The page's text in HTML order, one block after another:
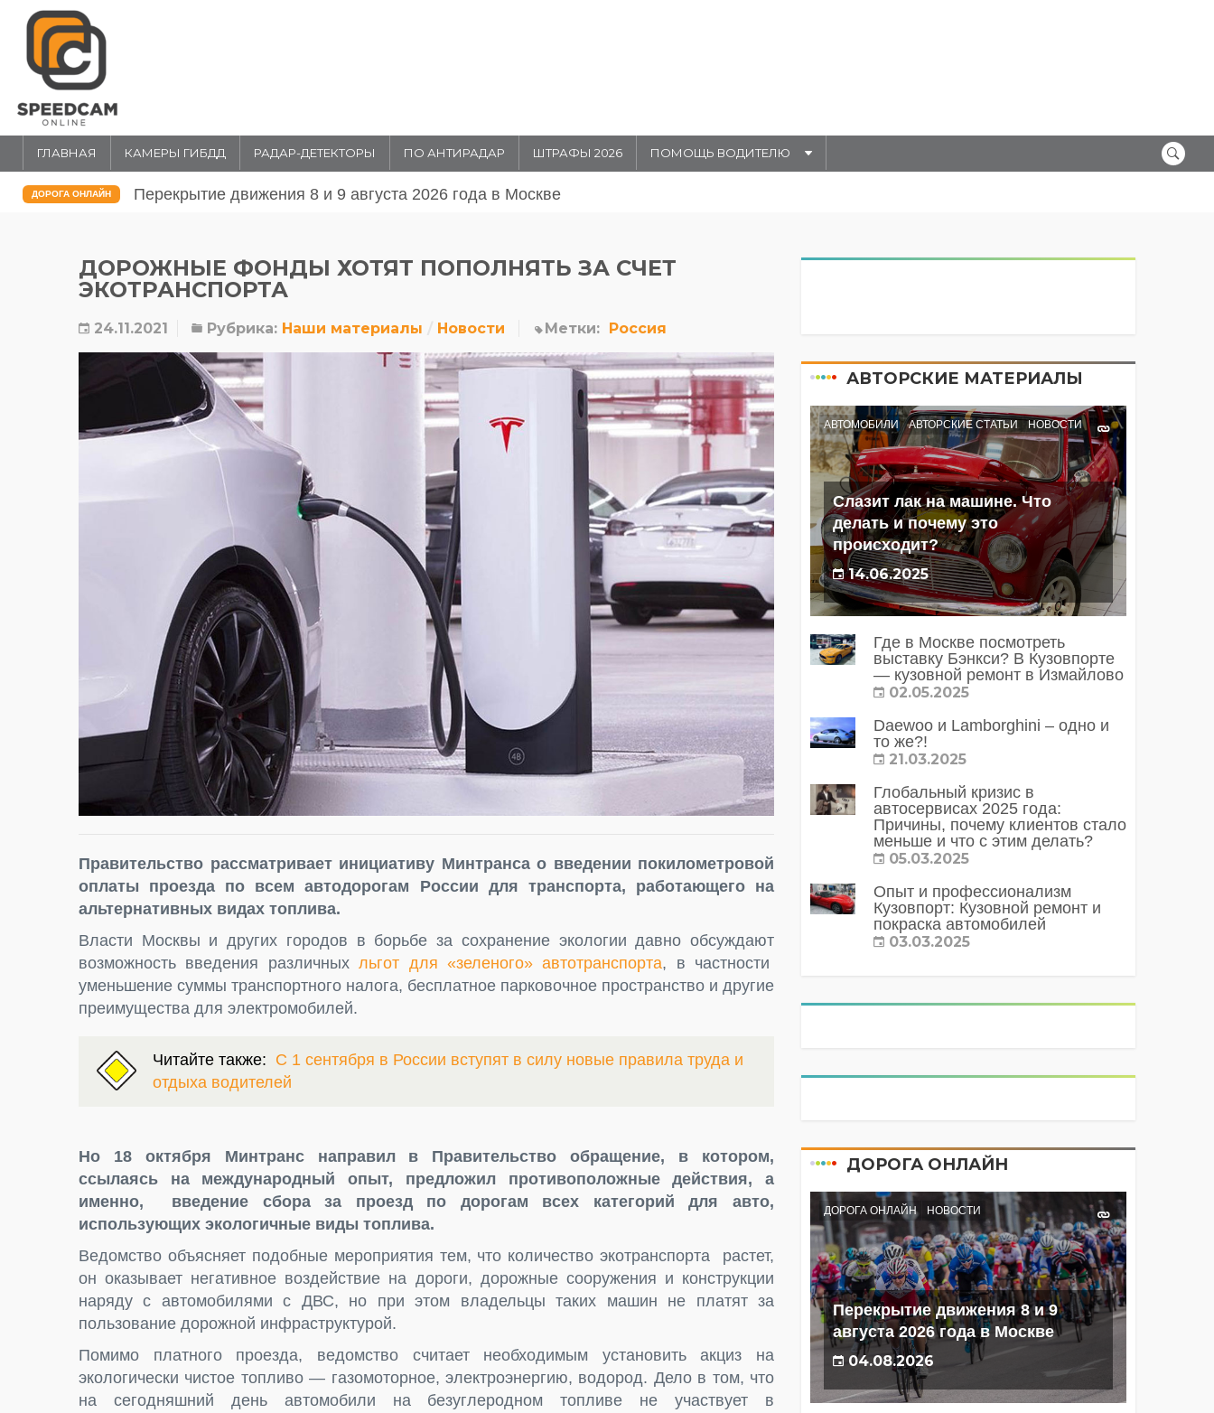
ГЛАВНАЯ КАМЕРЫ ГИБДД РАДАР-ДЕТЕКТОРЫ ПО АНТИРАДАР ШТРАФЫ 2026 ПОМОЩЬ ВОДИТЕЛЮ
ДОРОГА ОНЛАЙН Перекрытие движения 31 июля и 1 августа 20026 года в Москве
ДОРОЖНЫЕ ФОНДЫ ХОТЯТ ПОПОЛНЯТЬ ЗА СЧЕТ
ЭКОТРАНСПОРТА
24.11.2021 Рубрика: Наши материалы Новости Метки: Россия
Правительство рассматривает инициативу Минтранса о введении покилометровой
оплаты проезда по всем автодорогам России для транспорта, работающего на
альтернативных видах топлива.
Власти Москвы и других городов в борьбе за сохранение экологии давно обсуждают
возможность введения различныхльгот для «зеленого» автотранспорта, в частности
уменьшение суммы транспортного налога, бесплатное парковочное пространство и другие
преимущества для электромобилей.
Читайте также: С 1 сентября в России вступят в силу новые правила труда и
отдыха водителей
Но 18 октября Минтранс направил в Правительство обращение, в котором,
ссылаясь на международный опыт, предложил противоположные действия, а
именно, введение сбора за проезд по дорогам всех категорий для авто,
использующих экологичные виды топлива.
Ведомство объясняет подобные мероприятия тем, что количество экотранспорта растет,
он оказывает негативное воздействие на дороги, дорожные сооружения и конструкции
наряду с автомобилями с ДВС, но при этом владельцы таких машин не платят за
пользование дорожной инфраструктурой.
Помимо платного проезда, ведомство считает необходимым установить акциз на
экологически чистое топливо — газомоторное, электроэнергию, водород. Дело в том, что
на сегодняшний день автомобили на безуглеродном топливе не участвует в
АВТОРСКИЕ МАТЕРИАЛЫ
АВТОМОБИЛИ АВТОРСКИЕ СТАТЬИ НОВОСТИ
Слазит лак на машине. Что
делать и почему это
происходит?
14.06.2025
Где в Москве посмотреть
выставку Бэнкси? В Кузовпорте
— кузовной ремонт в Измайлово
02.05.2025
Daewoo и Lamborghini – одно и
то же?!
21.03.2025
Глобальный кризис в
автосервисах 2025 года:
Причины, почему клиентов стало
меньше и что с этим делать?
05.03.2025
Опыт и профессионализм
Кузовпорт: Кузовной ремонт и
покраска автомобилей
03.03.2025
ДОРОГА ОНЛАЙН
ДОРОГА ОНЛАЙН НОВОСТИ
Перекрытие движения 8 и 9
августа 2026 года в Москве
04.08.2026